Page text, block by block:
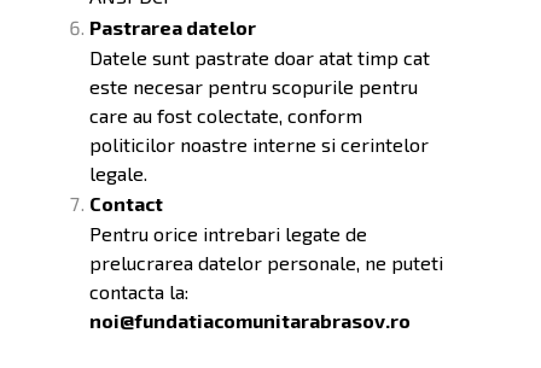
Pastrarea datelor
Datele sunt pastrate doar atat timp cat
este necesar pentru scopurile pentru
care au fost colectate, conform
politicilor noastre interne si cerintelor
legale.
Contact
Pentru orice intrebari legate de
prelucrarea datelor personale, ne puteti
contacta la:
noi@fundatiacomunitarabrasov.ro